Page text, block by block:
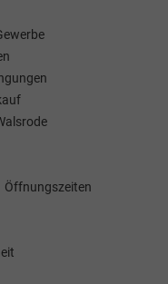
Öffnungszeiten